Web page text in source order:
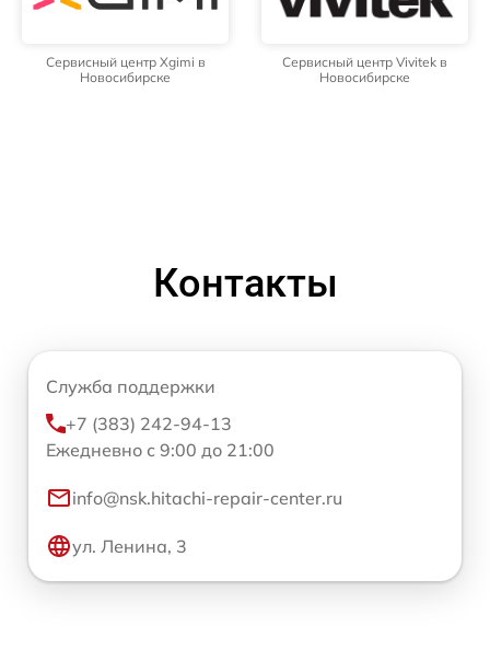
Сервисный центр Xgimi в
Новосибирске
Сервисный центр Vivitek в
Новосибирске
Контакты
Служба поддержки
+7 (383) 242-94-13
Ежедневно с 9:00 до 21:00
info@nsk.hitachi-repair-center.ru
ул. Ленина, 3